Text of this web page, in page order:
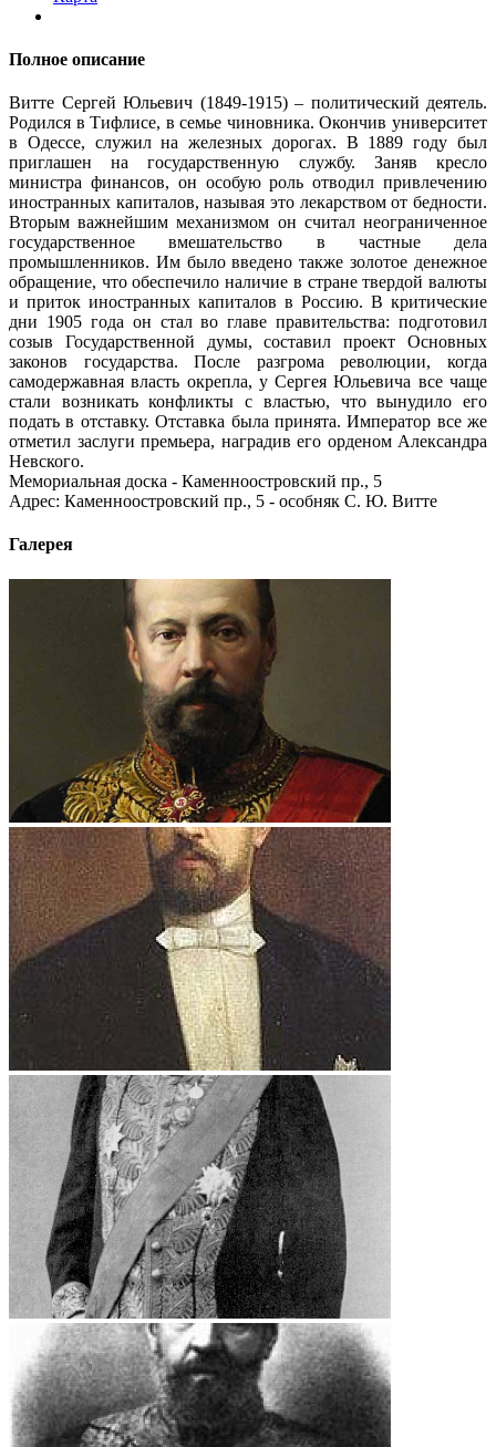
Полное описание
Витте Сергей Юльевич (1849-1915) – политический деятель.
Родился в Тифлисе, в семье чиновника. Окончив университет
в Одессе, служил на железных дорогах. В 1889 году был
приглашен на государственную службу. Заняв кресло
министра финансов, он особую роль отводил привлечению
иностранных капиталов, называя это лекарством от бедности.
Вторым важнейшим механизмом он считал неограниченное
государственное вмешательство в частные дела
промышленников. Им было введено также золотое денежное
обращение, что обеспечило наличие в стране твердой валюты
и приток иностранных капиталов в Россию. В критические
дни 1905 года он стал во главе правительства: подготовил
созыв Государственной думы, составил проект Основных
законов государства. После разгрома революции, когда
самодержавная власть окрепла, у Сергея Юльевича все чаще
стали возникать конфликты с властью, что вынудило его
подать в отставку. Отставка была принята. Император все же
отметил заслуги премьера, наградив его орденом Александра
Невского.
Мемориальная доска - Каменноостровский пр., 5
Адрес: Каменноостровский пр., 5 - особняк С. Ю. Витте
Галерея